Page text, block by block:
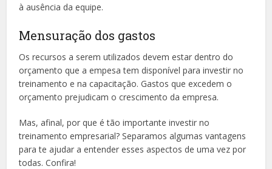
à ausência da equipe.
Mensuração dos gastos
Os recursos a serem utilizados devem estar dentro do
orçamento que a empesa tem disponível para investir no
treinamento e na capacitação. Gastos que excedem o
orçamento prejudicam o crescimento da empresa.
Mas, afinal, por que é tão importante investir no
treinamento empresarial? Separamos algumas vantagens
para te ajudar a entender esses aspectos de uma vez por
todas. Confira!